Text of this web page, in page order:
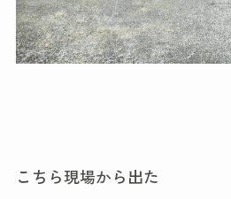
こちら現場から出た